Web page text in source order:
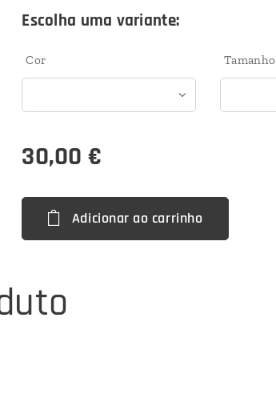
Escolha uma variante:
Cor Tamanho
30,00 €
Adicionar ao carrinho